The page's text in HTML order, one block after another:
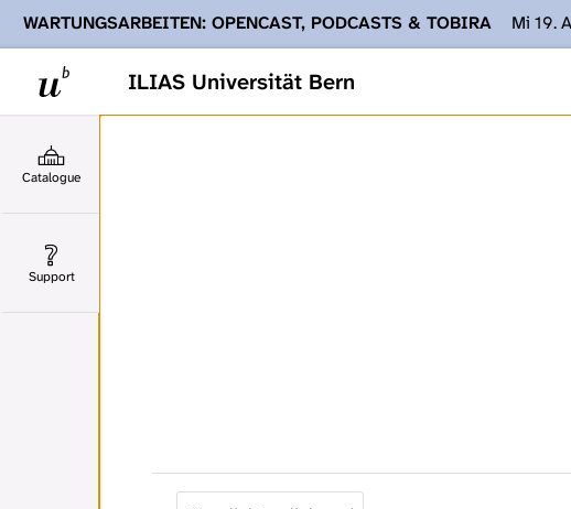
ILIAS Universität Bern
WARTUNGSARBEITEN: OPENCAST, PODCASTS & TOBIRA
Mi 19.
Ihnen Podcasts, Opencast-Videos und Tobira nicht zur Verfügung
Catalogue
Support